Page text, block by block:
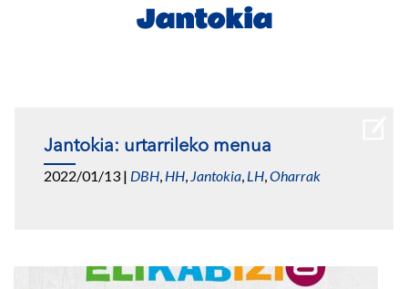
Jantokia
Jantokia: urtarrileko menua
2022/01/13 | DBH, HH, Jantokia, LH,Oharrak